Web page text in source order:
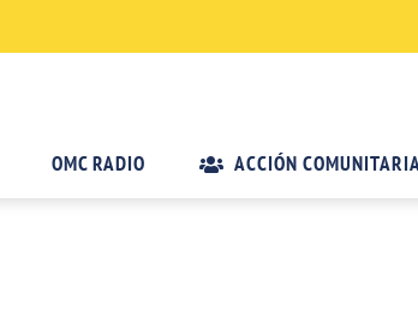
OMC RADIO ACCIÓN